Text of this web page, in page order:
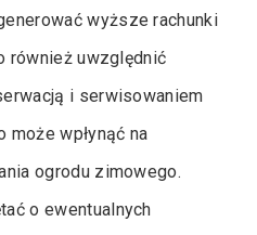
wyższe rachunki
również uwzględnić
i serwisowaniem
wpłynąć na
ogrodu zimowego.
o ewentualnych